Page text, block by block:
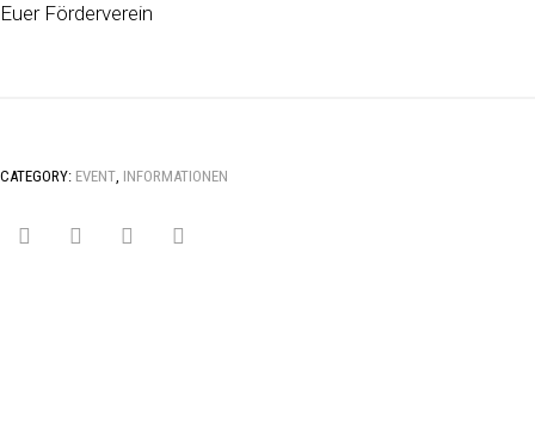
Euer Förderverein
CATEGORY: EVENT, INFORMATIONEN